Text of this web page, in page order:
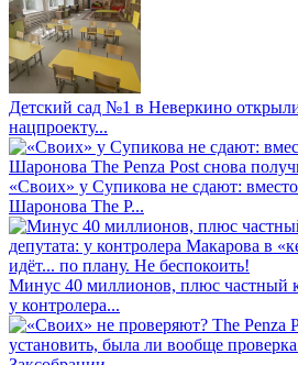
Детский сад №1 в Неверкино
нацпроекту...
«Своих» у Супикова не сдают:
Шаронова The P...
Минус 40 миллионов, плюс частный
у контролера...